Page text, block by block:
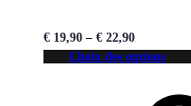
€ 19,90 – € 22,90
Choix des options